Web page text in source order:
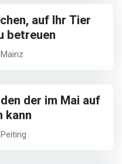
auf Ihr Tier
betreuen
der im Mai auf
kann